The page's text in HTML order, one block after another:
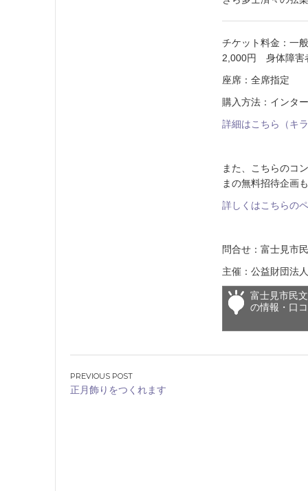
チケット料金：一
2,000円 身体障害
座席：全席指定
購入方法：インタ
詳細はこちら（キ
また、こちらのコ
まの無料招待企画
詳しくはこちらの
問合せ：富士見市
主催：公益財団法
富士見市民
の情報・口
投
稿
正月飾りをつくれます